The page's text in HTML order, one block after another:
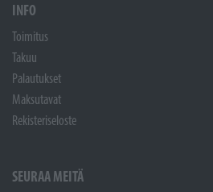
INFO
Toimitus
Takuu
Palautukset
Maksutavat
Rekisteriseloste
SEURAA MEITÄ